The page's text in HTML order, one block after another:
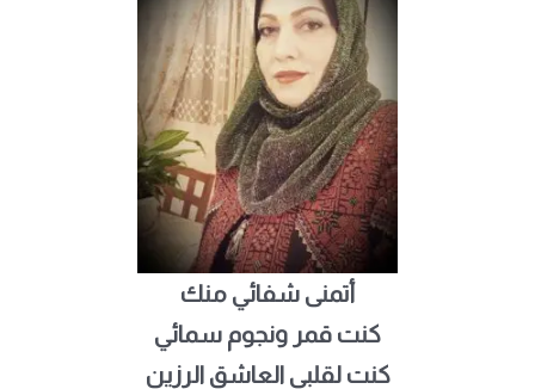
أتمنى شفائي منك
كنت قمر ونجوم سمائي
كنت لقلبي العاشق الرزين